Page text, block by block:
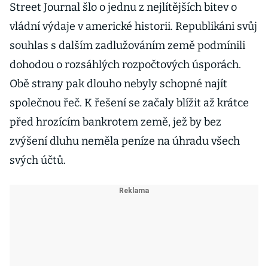
Street Journal šlo o jednu z nejlítějších bitev o
vládní výdaje v americké historii. Republikáni svůj
souhlas s dalším zadlužováním země podmínili
dohodou o rozsáhlých rozpočtových úsporách.
Obě strany pak dlouho nebyly schopné najít
společnou řeč. K řešení se začaly blížit až krátce
před hrozícím bankrotem země, jež by bez
zvýšení dluhu neměla peníze na úhradu všech
svých účtů.